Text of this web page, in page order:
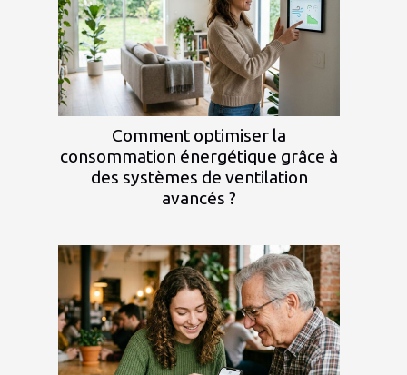
Comment optimiser la
consommation énergétique grâce à
des systèmes de ventilation
avancés ?